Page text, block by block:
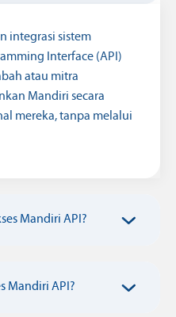
integrasi sistem
Interface (API)
atau mitra
Mandiri secara
mereka, tanpa melalui
Mandiri API?
Mandiri API?